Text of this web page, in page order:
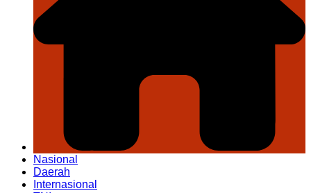
Nasional
Daerah
Internasional